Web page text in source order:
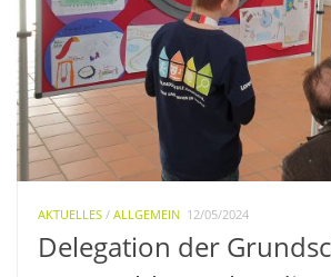
AKTUELLES /ALLGEMEIN 12/05/2024
Delegation der